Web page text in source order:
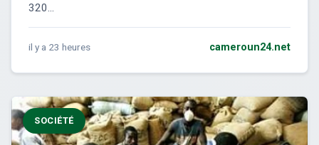
320...
il y a 23 heures cameroun24.net
SOCIÉTÉ